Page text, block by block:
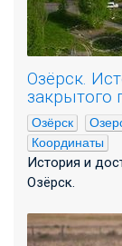
Озёрск.
закрытого
Озёрск
Координаты
История и
Озёрск.